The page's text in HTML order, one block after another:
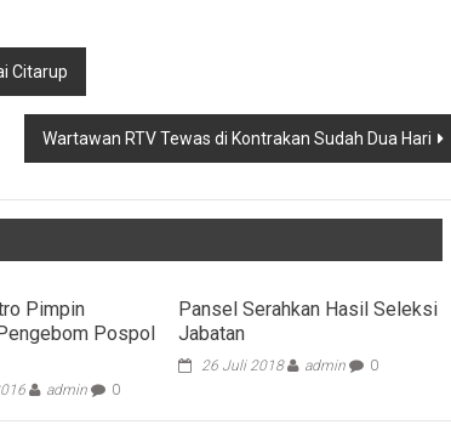
Citarup
Wartawan RTV Tewas di Kontrakan Sudah Dua Hari
Pimpin
Pospol
admin 0
Pansel Serahkan Hasil Seleksi
Jabatan
26 Juli 2018 admin 0